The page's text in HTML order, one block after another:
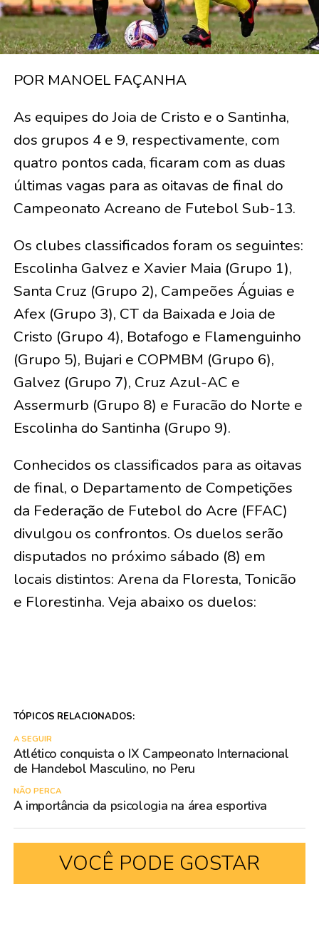
POR MANOEL FAÇANHA
As equipes do Joia de Cristo e o Santinha,
dos grupos 4 e 9, respectivamente, com
quatro pontos cada, ficaram com as duas
últimas vagas para as oitavas de final do
Campeonato Acreano de Futebol Sub-13.
Os clubes classificados foram os seguintes:
Escolinha Galvez e Xavier Maia (Grupo 1),
Santa Cruz (Grupo 2), Campeões Águias e
Afex (Grupo 3), CT da Baixada e Joia de
Cristo (Grupo 4), Botafogo e Flamenguinho
(Grupo 5), Bujari e COPMBM (Grupo 6),
Galvez (Grupo 7), Cruz Azul-AC e
Assermurb (Grupo 8) e Furacão do Norte e
Escolinha do Santinha (Grupo 9).
Conhecidos os classificados para as oitavas
de final, o Departamento de Competições
da Federação de Futebol do Acre (FFAC)
divulgou os confrontos. Os duelos serão
disputados no próximo sábado (8) em
locais distintos: Arena da Floresta, Tonicão
e Florestinha. Veja abaixo os duelos:
TÓPICOS RELACIONADOS:
A SEGUIR
Atlético conquista o IX Campeonato Internacional
de Handebol Masculino, no Peru
NÃO PERCA
A importância da psicologia na área esportiva
VOCÊ PODE GOSTAR